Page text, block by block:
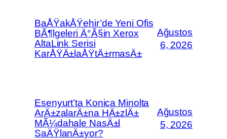
BaÅŸakÅŸehir’de Yeni Ofis
BÃ¶lgeleri Ä°Ã§in Xerox
AltaLink Serisi
KarÅŸÄ±laÅŸtÄ±rmasÄ±
Ağustos
6, 2026
Esenyurt’ta Konica Minolta
ArÄ±zalarÄ±na HÄ±zlÄ±
MÃ¼dahale NasÄ±l
SaÄŸlanÄ±yor?
Ağustos
5, 2026